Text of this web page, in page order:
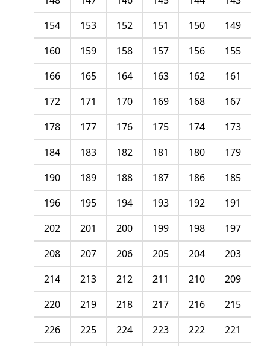
149
150
151
152
153
154
155
156
157
158
159
160
161
162
163
164
165
166
167
168
169
170
171
172
173
174
175
176
177
178
179
180
181
182
183
184
185
186
187
188
189
190
191
192
193
194
195
196
197
198
199
200
201
202
203
204
205
206
207
208
209
210
211
212
213
214
215
216
217
218
219
220
221
222
223
224
225
226